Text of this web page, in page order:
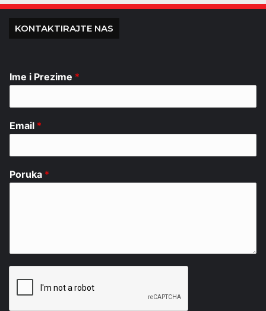
KONTAKTIRAJTE NAS
Ime i Prezime *
Email *
Poruka *